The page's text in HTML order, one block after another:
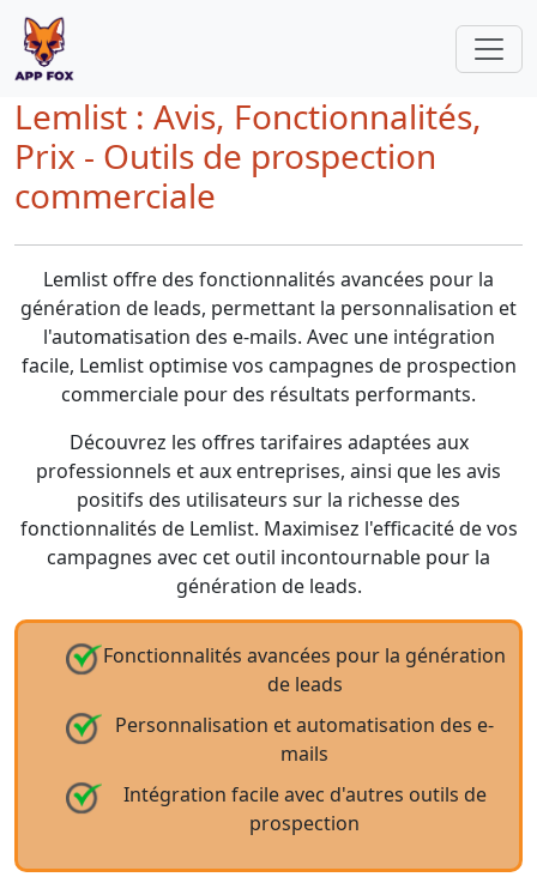
Lemlist : Avis, Fonctionnalités,
Prix - Outils de prospection
commerciale
Lemlist offre des fonctionnalités avancées pour la
génération de leads, permettant la personnalisation et
l'automatisation des e-mails. Avec une intégration
facile, Lemlist optimise vos campagnes de prospection
commerciale pour des résultats performants.
Découvrez les offres tarifaires adaptées aux
professionnels et aux entreprises, ainsi que les avis
positifs des utilisateurs sur la richesse des
fonctionnalités de Lemlist. Maximisez l'efficacité de vos
campagnes avec cet outil incontournable pour la
génération de leads.
Fonctionnalités avancées pour la génération
de leads
Personnalisation et automatisation des e-
mails
Intégration facile avec d'autres outils de
prospection